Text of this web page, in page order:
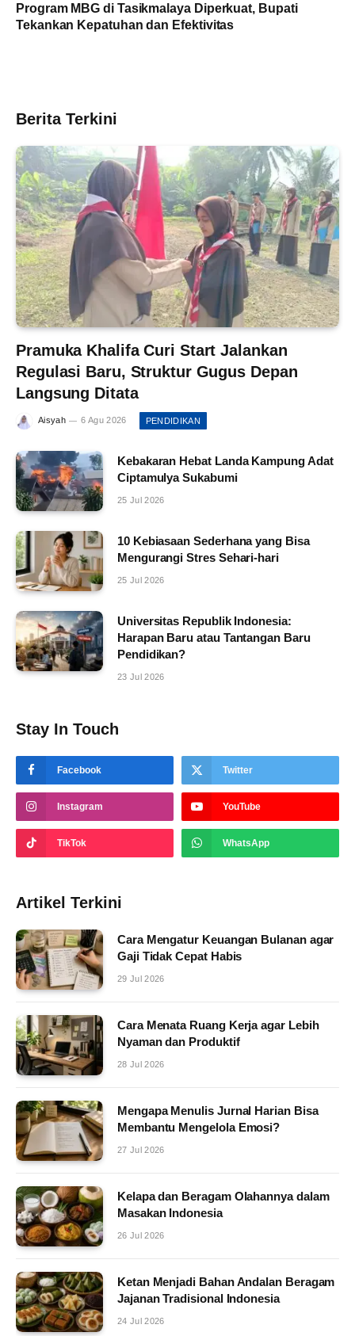
Program MBG di Tasikmalaya Diperkuat, Bupati
Tekankan Kepatuhan dan Efektivitas
Berita Terkini
Pramuka Khalifa Curi Start Jalankan
Regulasi Baru, Struktur Gugus Depan
Langsung Ditata
Aisyah 6 Agu 2026 PENDIDIKAN
Kebakaran Hebat Landa Kampung Adat
Ciptamulya Sukabumi
25 Jul 2026
10 Kebiasaan Sederhana yang Bisa
Mengurangi Stres Sehari-hari
25 Jul 2026
Universitas Republik Indonesia:
Harapan Baru atau Tantangan Baru
Pendidikan?
23 Jul 2026
Stay In Touch
Facebook Twitter
Instagram YouTube
TikTok WhatsApp
Artikel Terkini
Cara Mengatur Keuangan Bulanan agar
Gaji Tidak Cepat Habis
29 Jul 2026
Cara Menata Ruang Kerja agar Lebih
Nyaman dan Produktif
28 Jul 2026
Mengapa Menulis Jurnal Harian Bisa
Membantu Mengelola Emosi?
27 Jul 2026
Kelapa dan Beragam Olahannya dalam
Masakan Indonesia
26 Jul 2026
Ketan Menjadi Bahan Andalan Beragam
Jajanan Tradisional Indonesia
24 Jul 2026